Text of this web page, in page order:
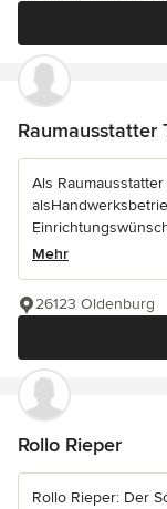
Raumausstatter
Als
Mehr
26123 Oldenburg
Rollo Rieper
Rollo Rieper: Der